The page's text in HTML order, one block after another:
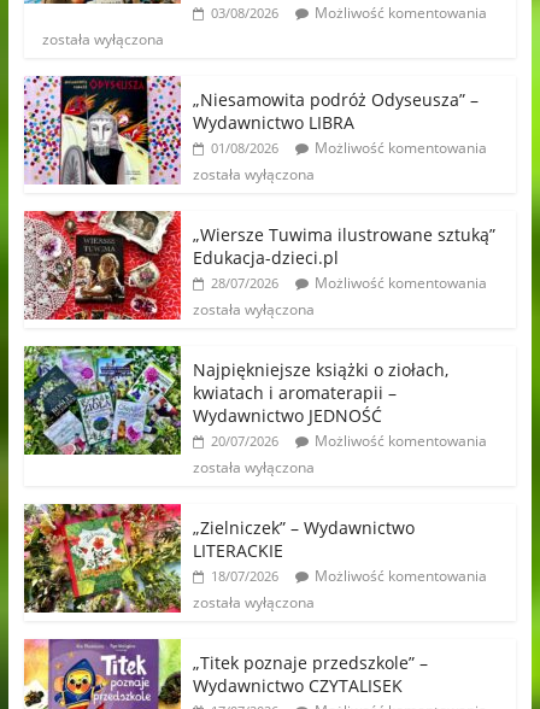
03/08/2026
Możliwość komentowania
została wyłączona
„Niesamowita podróż Odyseusza” –
Wydawnictwo LIBRA
01/08/2026
Możliwość komentowania
została wyłączona
„Wiersze Tuwima ilustrowane sztuką”
Edukacja-dzieci.pl
28/07/2026
Możliwość komentowania
została wyłączona
Najpiękniejsze książki o ziołach,
kwiatach i aromaterapii –
Wydawnictwo JEDNOŚĆ
20/07/2026
Możliwość komentowania
została wyłączona
„Zielniczek” – Wydawnictwo
LITERACKIE
18/07/2026
Możliwość komentowania
została wyłączona
„Titek poznaje przedszkole” –
Wydawnictwo CZYTALISEK